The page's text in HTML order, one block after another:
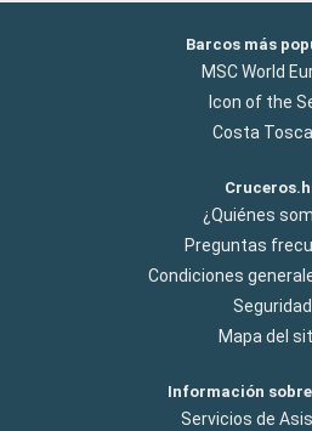
Barcos más
MSC World
Icon of the
Costa
¿Quiénes
Preguntas
Condiciones
Seguridad
Mapa del
Información
Servicios de